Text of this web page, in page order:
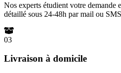
Nos experts étudient votre demande
détaillé sous 24-48h par mail ou
03
Livraison à domicile